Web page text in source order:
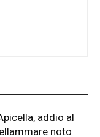
addio al
noto